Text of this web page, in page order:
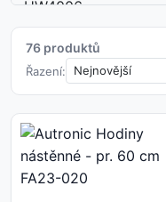
76 produktů
Řazení: